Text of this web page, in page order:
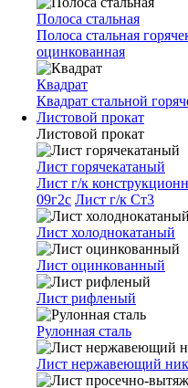
Полоса стальная
Полоса стальная
оцинкованная
Квадрат
Квадрат стальной
Листовой прокат
Листовой прокат
Лист горячекатаный
Лист г/к
09г2с Лист г/к Ст3
Лист холоднокатаный
Лист оцинкованный
Лист рифленый
Рулонная сталь
Лист нержавеющий